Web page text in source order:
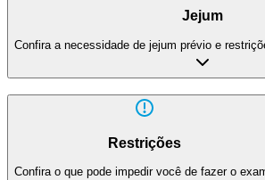
Jejum
Confira a necessidade de jejum prévio e
Restrições
Confira o que pode impedir você de fazer o